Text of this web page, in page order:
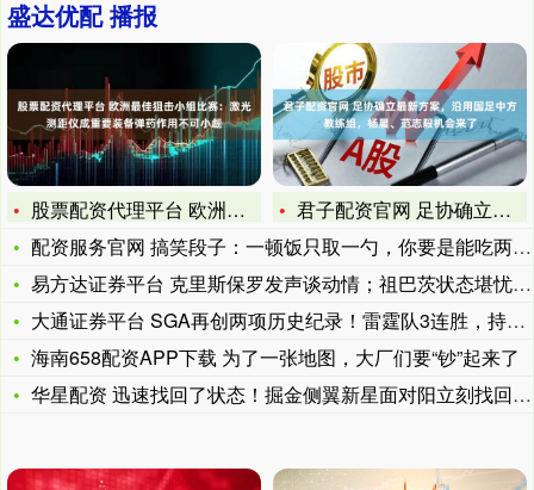
盛达优配 播报
股票配资代理平台 欧洲最佳狙击小组比赛：激光测距仪成重要装备
君子配资官网 足协确立最新方案，沿用国足中方教练组，杨晨、范
配资服务官网 搞笑段子：一顿饭只取一勺，你要是能吃两勺，我认
易方达证券平台 克里斯保罗发声谈动情；祖巴茨状态堪忧；快船迎
大通证券平台 SGA再创两项历史纪录！雷霆队3连胜，持有4大
海南658配资APP下载 为了一张地图，大厂们要“钞”起来了
华星配资 迅速找回了状态！掘金侧翼新星面对阳立刻找回了应有的